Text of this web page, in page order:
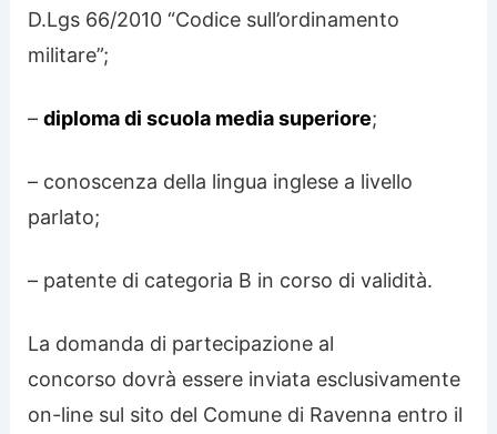
D.Lgs 66/2010 “Codice sull’ordinamento
militare”;
–diploma di scuola media superiore;
– conoscenza della lingua inglese a livello
parlato;
– patente di categoria B in corso di validità.
La domanda di partecipazione al
concorso dovrà essere inviata esclusivamente
on-line sul sito del Comune di Ravenna entro il